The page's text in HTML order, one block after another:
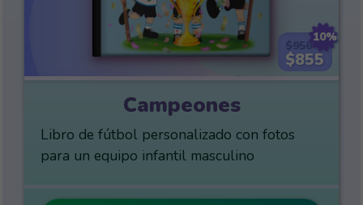
10%
$950
$855
Campeones
Libro de fútbol personalizado con fotos
para un equipo infantil masculino